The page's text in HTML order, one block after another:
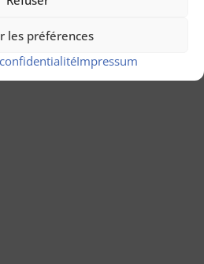
les préférences
Impressum